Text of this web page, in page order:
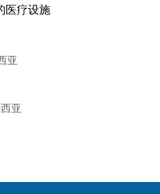
医疗设施
亚
亚